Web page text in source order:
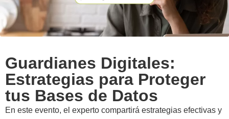
Guardianes Digitales:
Estrategias para Proteger
tus Bases de Datos
En este evento, el experto compartirá estrategias efectivas y